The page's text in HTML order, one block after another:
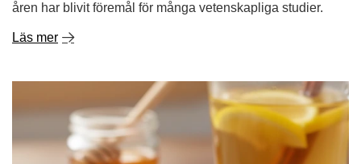
åren har blivit föremål för många vetenskapliga studier.
Läs mer